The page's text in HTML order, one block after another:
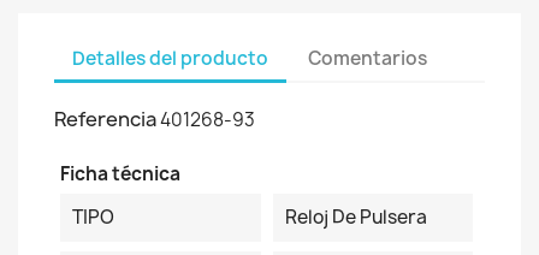
Detalles del producto Comentarios
Referencia401268-93
Ficha técnica
TIPO
Reloj De Pulsera